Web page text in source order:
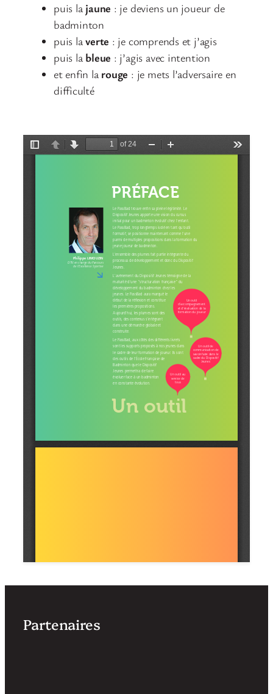
puis la jaune : je deviens un joueur de
badminton
puis laverte : je comprends et j’agis
puis la bleue : j’agis avec intention
et enfin la rouge : je mets l’adversaire en
difficulté
Partenaires